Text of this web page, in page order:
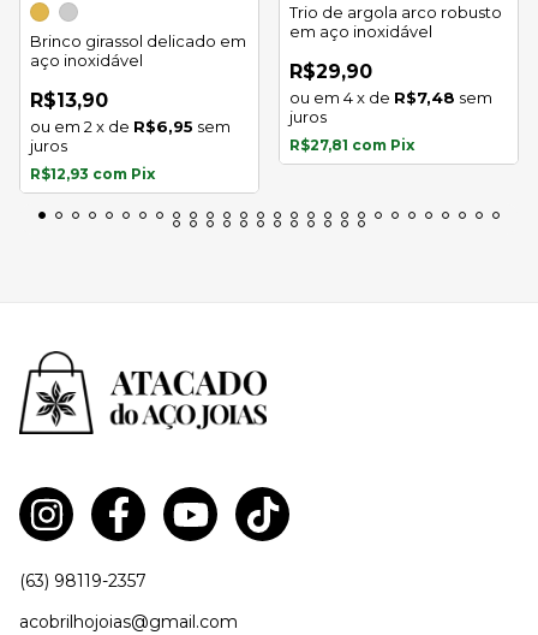
Brinco girassol delicado em
aço inoxidável
R$13,90
2 x de R$6,95 sem
juros
R$12,93 com Pix
Trio de argola arco robusto
em aço inoxidável
R$29,90
4x de R$7,48 sem
juros
R$27,81 com Pix
(63) 98119-2357
acobrilhojoias@gmail.com